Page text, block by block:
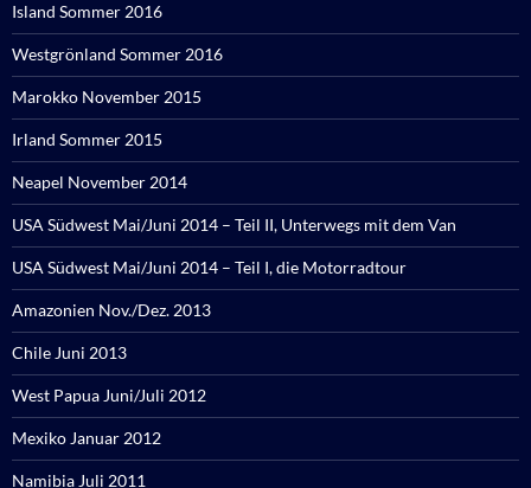
Island Sommer 2016
Westgrönland Sommer 2016
Marokko November 2015
Irland Sommer 2015
Neapel November 2014
USA Südwest Mai/Juni 2014 – Teil II, Unterwegs mit dem Van
USA Südwest Mai/Juni 2014 – Teil I, die Motorradtour
Amazonien Nov./Dez. 2013
Chile Juni 2013
West Papua Juni/Juli 2012
Mexiko Januar 2012
Namibia Juli 2011